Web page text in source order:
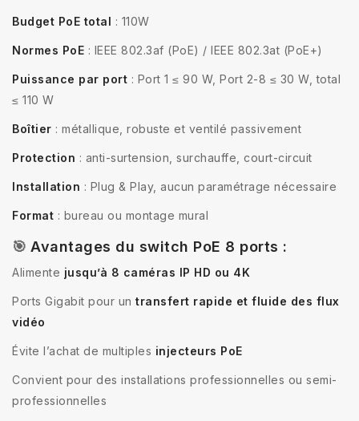
Budget PoE total : 110W
Normes PoE : IEEE 802.3af (PoE) / IEEE 802.3at (PoE+)
Puissance par port : Port 1 ≤ 90 W, Port 2-8 ≤ 30 W, total
≤ 110 W
Boîtier : métallique, robuste et ventilé passivement
Protection : anti-surtension, surchauffe, court-circuit
Installation : Plug & Play, aucun paramétrage nécessaire
Format : bureau ou montage mural
🎯 Avantages du switch PoE 8 ports :
Alimente jusqu’à 8 caméras IP HD ou 4K
Ports Gigabit pour un transfert rapide et fluide des flux
vidéo
Évite l’achat de multiples injecteurs PoE
Convient pour des installations professionnelles ou semi-
professionnelles